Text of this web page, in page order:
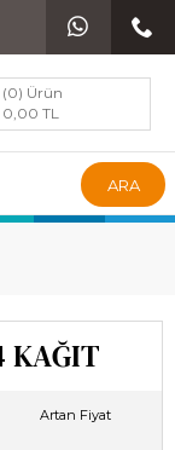
(0) Ürün
0,00 TL
ARA
KAĞIT
Artan Fiyat